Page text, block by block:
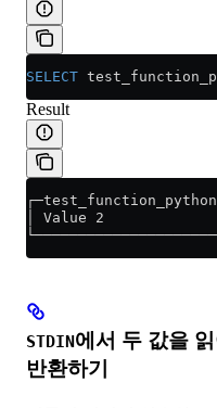
SELECT
Result
│ Value 2
STDIN에서 두 값을
반환하기